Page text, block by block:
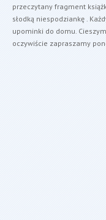
przeczytany fragment
słodką niespodziankę .
upominki do domu.
oczywiście zapraszamy